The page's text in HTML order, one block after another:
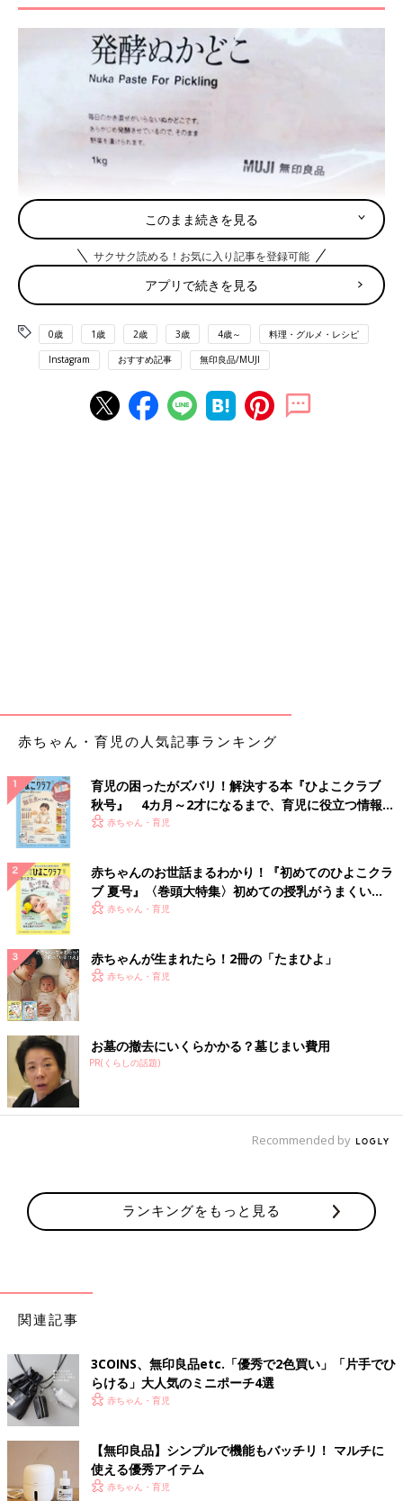
ずっと気になっていた無印良品のぬかどこをついに購入したとい
うnanahome_1016さん。このぬかどこ、チャック式になってい
てそのまま袋の中で野菜を漬けられるようになっているんだそ
う。毎日のかきまぜもいらないらしく、ハードルが低く続けやす
このまま続きを見る
サクサク読める！お気に入り記事を登録可能
アプリで続きを見る
0歳 1歳 2歳 3歳 4歳～ 料理・グルメ・レシピ
Instagram おすすめ記事 無印良品/MUJI
赤ちゃん・育児の人気記事ランキング
育児の困ったがズバリ！解決する本『ひよこクラブ
秋号』 4カ月～2才になるまで、育児に役立つ情報が
いっぱい！
赤ちゃん・育児
赤ちゃんのお世話まるわかり！『初めてのひよこクラ
ブ 夏号』〈巻頭大特集〉初めての授乳がうまくい
く！ おっぱい・ミルクの基本と夏のトラブル 解決テ
赤ちゃん・育児
赤ちゃんが生まれたら！2冊の「たまひよ」
赤ちゃん・育児
お墓の撤去にいくらかかる？墓じまい費用
PR(くらしの話題)
Recommended by
ランキングをもっと見る
関連記事
3COINS、無印良品etc.「優秀で2色買い」「片手でひ
らける」大人気のミニポーチ4選
赤ちゃん・育児
【無印良品】シンプルで機能もバッチリ！ マルチに
使える優秀アイテム
赤ちゃん・育児